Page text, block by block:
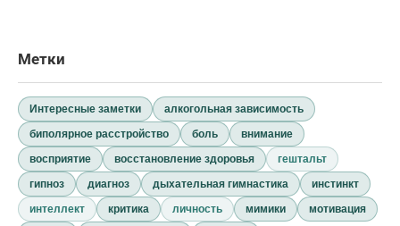
Метки
Интересные заметки
алкогольная зависимость
биполярное расстройство
боль
внимание
восприятие
восстановление здоровья
гештальт
гипноз
диагноз дыхательная гимнастика
инстинкт
интеллект
критика личность мимики
мотивация